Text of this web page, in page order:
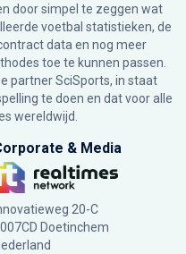
door simpel te zeggen wat
voetbal statistieken, de
data en nog meer
toe te kunnen passen.
partner SciSports, in staat
te doen en dat voor alle
wereldwijd.
& Media
20-C
Doetinchem